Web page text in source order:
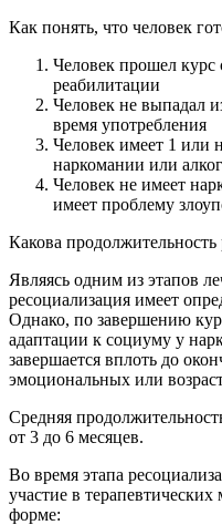
Как понять, что человек
Человек прошел курс
реабилитации
Человек не выпадал
время употребления
Человек имеет 1 или
наркомании или
Человек не имеет
имеет проблему
Какова продолжительность
Являясь одним из этапов
ресоциализация имеет
Однако, по завершению
адаптации к социуму у
завершается вплоть до
эмоциональных или
Средняя
от 3 до 6 месяцев.
Во время этапа
участие в
форме: